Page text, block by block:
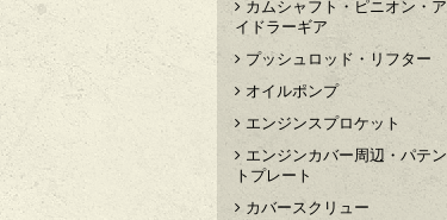
カムシャフト・ピニオン・ア
イドラーギア
プッシュロッド・リフター
オイルポンプ
エンジンスプロケット
エンジンカバー周辺・パテン
トプレート
カバースクリュー